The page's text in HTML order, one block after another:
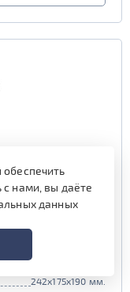
(L2.1)
242x175x190 мм.
с нами, вы даёте
данных